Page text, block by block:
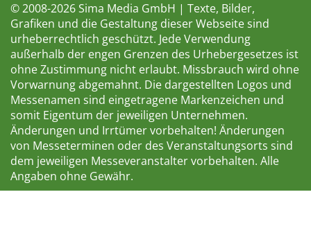
© 2008-2026 Sima Media GmbH | Texte, Bilder,
Grafiken und die Gestaltung dieser Webseite sind
urheberrechtlich geschützt. Jede Verwendung
außerhalb der engen Grenzen des Urhebergesetzes ist
ohne Zustimmung nicht erlaubt. Missbrauch wird ohne
Vorwarnung abgemahnt. Die dargestellten Logos und
Messenamen sind eingetragene Markenzeichen und
somit Eigentum der jeweiligen Unternehmen.
Änderungen und Irrtümer vorbehalten! Änderungen
von Messeterminen oder des Veranstaltungsorts sind
dem jeweiligen Messeveranstalter vorbehalten. Alle
Angaben ohne Gewähr.